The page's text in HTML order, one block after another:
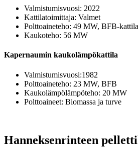
Valmistumisvuosi: 2022
Kattilatoimittaja: Valmet
Polttoaineteho: 49 MW, BFB-kattila
Kaukoteho: 56 MW
Kapernaumin kaukolämpökattila
Valmistumisvuosi:1982
Polttoaineteho: 23 MW, BFB
Kaukolämpölämpöteho: 20 MW
Polttoaineet: Biomassa ja turve
Hanneksenrinteen